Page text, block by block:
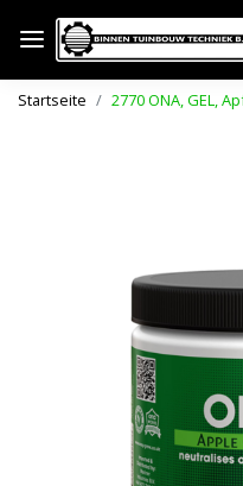
Startseite 2770 ONA, GEL,